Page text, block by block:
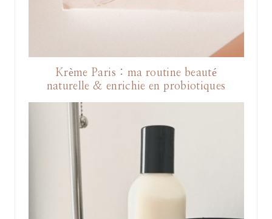
Krème Paris : ma routine beauté
naturelle & enrichie en probiotiques